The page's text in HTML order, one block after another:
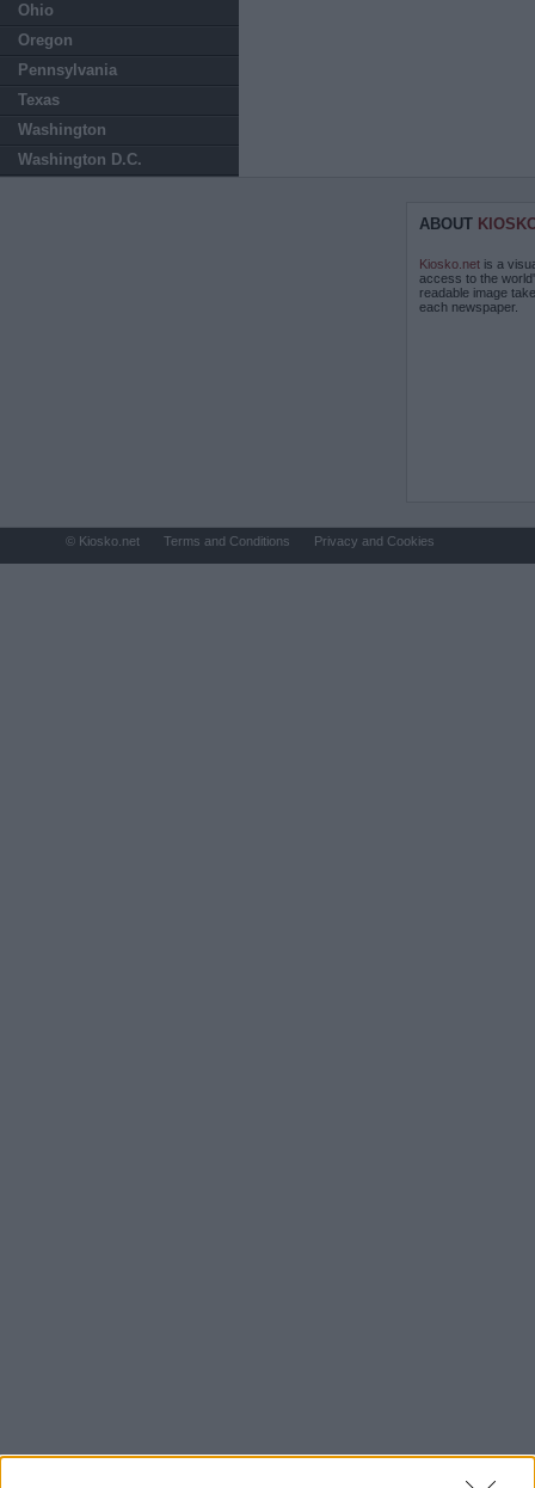
Ohio
Oregon
Pennsylvania
Texas
Washington
Washington D.C.
ABOUT
Kiosko.net is a
access to the
readable image
each newspaper.
© Kiosko.net Terms and Conditions Privacy and Cookies